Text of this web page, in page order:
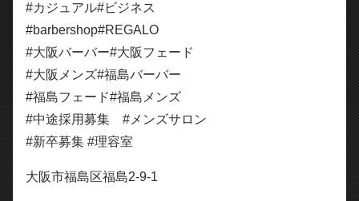
#カジュアル#ビジネス
#barbershop#REGALO
#大阪バーバー#大阪フェード
#大阪メンズ#福島バーバー
#福島フェード#福島メンズ
#中途採用募集 #メンズサロン
#新卒募集 #理容室
大阪市福島区福島2-9-1